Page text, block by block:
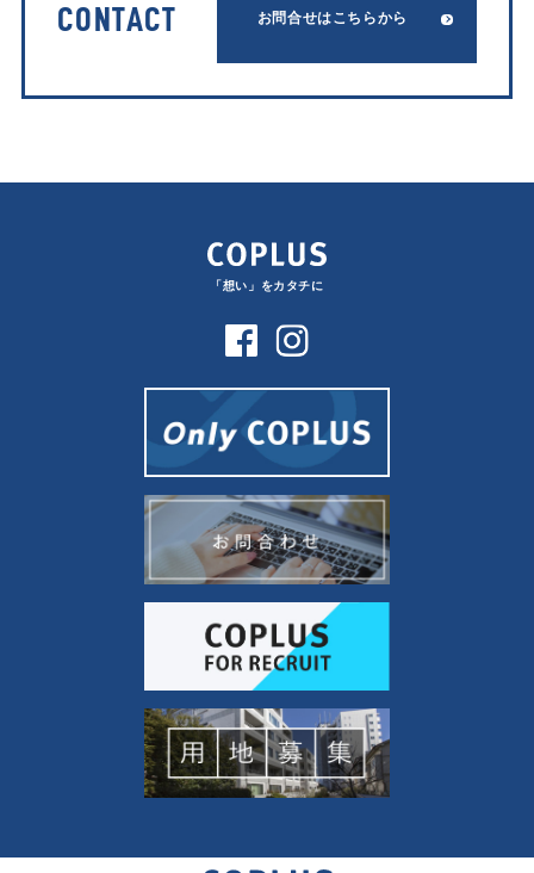
CONTACT お問合せはこちらから
「想い」をカタチに